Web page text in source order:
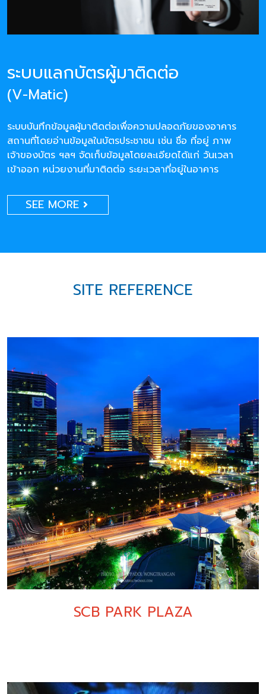
ระบบแลกบัตรผู้มาติดต่อ
(V-Matic)
ระบบบันทึกข้อมูลผู้มาติดต่อเพื่อความปลอดภัยของอาคาร
สถานที่โดยอ่านข้อมูลในบัตรประชาชน เช่น ชื่อ ที่อยู่ ภาพ
เจ้าของบัตร ฯลฯ จัดเก็บข้อมูลโดยละเอียดได้แก่ วันเวลา
เข้าออก หน่วยงานที่มาติดต่อ ระยะเวลาที่อยู่ในอาคาร
SEE MORE
SITE REFERENCE
SCB PARK PLAZA